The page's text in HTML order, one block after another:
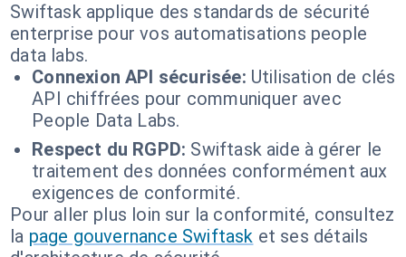
Swiftask applique des standards de sécurité
enterprise pour vos automatisations people
data labs.
Connexion API sécurisée: Utilisation de clés
API chiffrées pour communiquer avec
People Data Labs.
Respect du RGPD: Swiftask aide à gérer le
traitement des données conformément aux
exigences de conformité.
Pour aller plus loin sur la conformité, consultez
la page gouvernance Swiftask et ses détails